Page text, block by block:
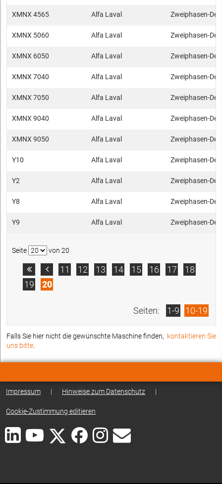
XMNX 4565 Alfa Laval Zweiphasen-
XMNX 5060 Alfa Laval Zweiphasen-
XMNX 6050 Alfa Laval Zweiphasen-
XMNX 7040 Alfa Laval Zweiphasen-
XMNX 7050 Alfa Laval Zweiphasen-
XMNX 9040 Alfa Laval Zweiphasen-
XMNX 9050 Alfa Laval Zweiphasen-
Y10 Alfa Laval Zweiphasen-
Y2 Alfa Laval Zweiphasen-
Y8 Alfa Laval Zweiphasen-
Y9 Alfa Laval Zweiphasen-
Seite von 20
  11 12 13 14 15 16 17
18
19
20
Seiten: 1-9 10-19
Falls Sie hier nicht die gewünschte Maschine finden, kontaktieren Sie
uns bitte
Impressum | Hinweise zum Datenschutz |
Cookie-Zustimmung editieren